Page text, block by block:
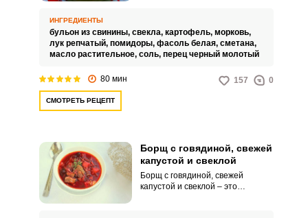
ИНГРЕДИЕНТЫ
бульон из свинины, свекла, картофель, морковь,
лук репчатый, помидоры, фасоль белая, сметана,
масло растительное, соль, перец черный молотый
80 мин 157 0
СМОТРЕТЬ РЕЦЕПТ
Борщ с говядиной, свежей
капустой и свеклой
Борщ с говядиной, свежей
капустой и свеклой – это